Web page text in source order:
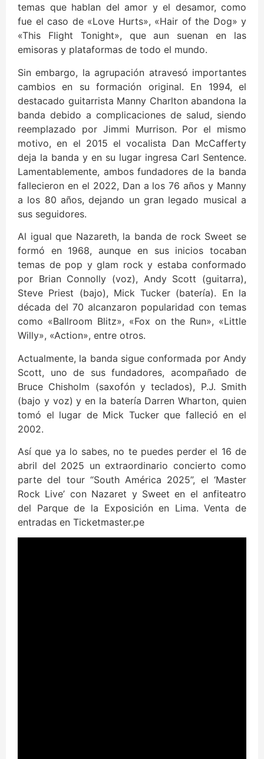
temas que hablan del amor y el desamor, como
fue el caso de «Love Hurts», «Hair of the Dog» y
«This Flight Tonight», que aun suenan en las
emisoras y plataformas de todo el mundo.
Sin embargo, la agrupación atravesó importantes
cambios en su formación original. En 1994, el
destacado guitarrista Manny Charlton abandona la
banda debido a complicaciones de salud, siendo
reemplazado por Jimmi Murrison. Por el mismo
motivo, en el 2015 el vocalista Dan McCafferty
deja la banda y en su lugar ingresa Carl Sentence.
Lamentablemente, ambos fundadores de la banda
fallecieron en el 2022, Dan a los 76 años y Manny
a los 80 años, dejando un gran legado musical a
sus seguidores.
Al igual que Nazareth, la banda de rock Sweet se
formó en 1968, aunque en sus inicios tocaban
temas de pop y glam rock y estaba conformado
por Brian Connolly (voz), Andy Scott (guitarra),
Steve Priest (bajo), Mick Tucker (batería). En la
década del 70 alcanzaron popularidad con temas
como «Ballroom Blitz», «Fox on the Run», «Little
Willy», «Action», entre otros.
Actualmente, la banda sigue conformada por Andy
Scott, uno de sus fundadores, acompañado de
Bruce Chisholm (saxofón y teclados), P.J. Smith
(bajo y voz) y en la batería Darren Wharton, quien
tomó el lugar de Mick Tucker que falleció en el
2002.
Así que ya lo sabes, no te puedes perder el 16 de
abril del 2025 un extraordinario concierto como
parte del tour “South América 2025”, el ‘Master
Rock Live’ con Nazaret y Sweet en el anfiteatro
del Parque de la Exposición en Lima. Venta de
entradas en Ticketmaster.pe